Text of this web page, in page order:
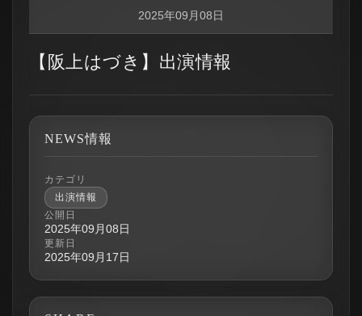
2025年09月08日
【阪上はづき】出演情報
NEWS情報
カテゴリ
出演情報
公開日
2025年09月08日
更新日
2025年09月17日